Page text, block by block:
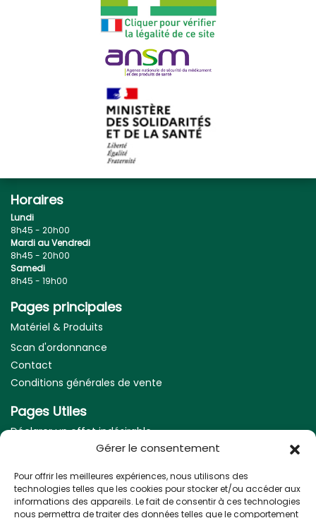
Gérer le consentement
Pour offrir les meilleures expériences, nous utilisons des
technologies telles que les cookies pour stocker et/ou accéder aux
informations des appareils. Le fait de consentir à ces technologies
nous permettra de traiter des données telles que le comportement
Horaires
Lundi
8h45 - 20h00
Mardi au Vendredi
8h45 - 20h00
Samedi
8h45 - 19h00
Pages principales
Matériel & Produits
Scan d'ordonnance
Contact
Conditions générales de vente
Pages Utiles
Déclarer un effet indésirable
Nos coordonnées
Adresse :